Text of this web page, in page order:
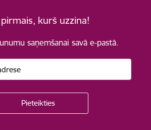
pirmais, kurš uzzina!
saņemšanai savā e-pastā.